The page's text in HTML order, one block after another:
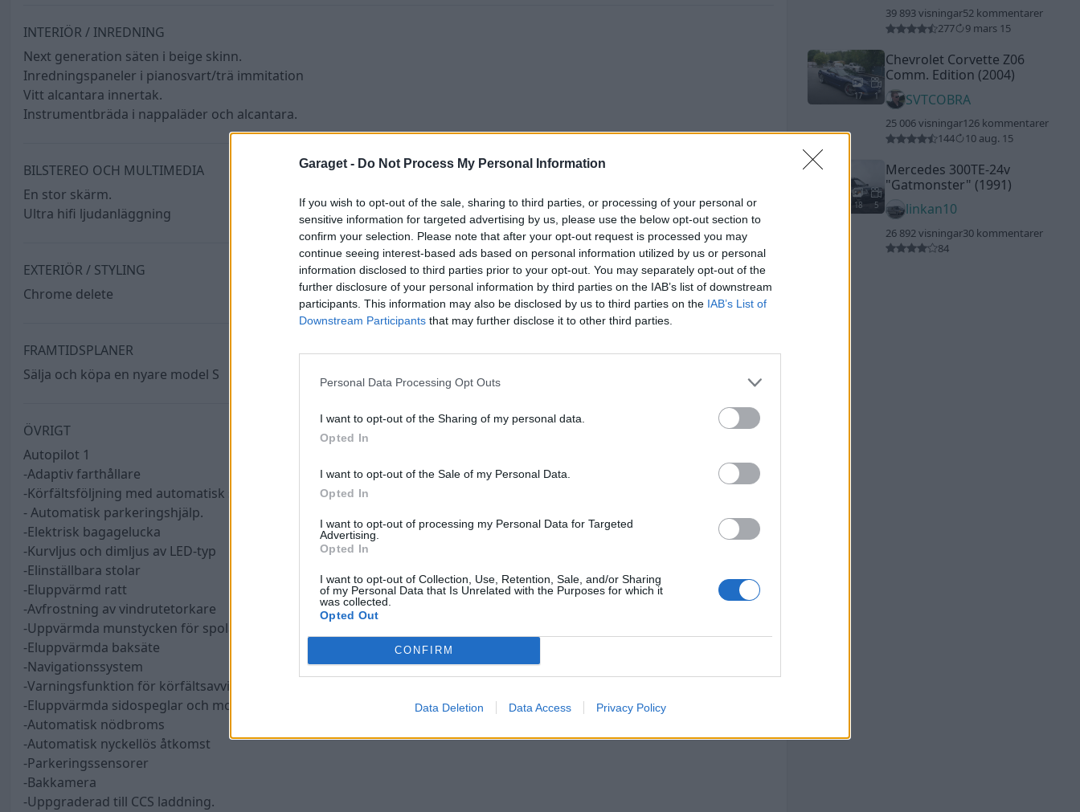
Garaget - Do Not Process My Personal Information
If you wish to opt-out of the sale, sharing to third parties, or processing of your personal or
sensitive information for targeted advertising by us, please use the below opt-out section to
confirm your selection. Please note that after your opt-out request is processed you may
continue seeing interest-based ads based on personal information utilized by us or personal
information disclosed to third parties prior to your opt-out. You may separately opt-out of the
further disclosure of your personal information by third parties on the IAB’s list of downstream
participants. This information may also be disclosed by us to third parties on the IAB’s List of
Downstream Participants that may further disclose it to other third parties.
Personal Data Processing Opt Outs
I want to opt-out of the Sharing of my personal data.
Opted In
I want to opt-out of the Sale of my Personal Data.
Opted In
I want to opt-out of processing my Personal Data for Targeted
Advertising.
Opted In
I want to opt-out of Collection, Use, Retention, Sale, and/or Sharing
of my Personal Data that Is Unrelated with the Purposes for which it
was collected.
Opted Out
CONFIRM
Data Deletion Data Access Privacy Policy
INTERIÖR / INREDNING
Next generation säten i beige skinn.
Inredningspaneler i pianosvart/trä immitation
Vitt alcantara innertak.
Instrumentbräda i nappaläder och alcantara.
BILSTEREO OCH MULTIMEDIA
En stor skärm.
Ultra hifi ljudanläggning
EXTERIÖR / STYLING
Chrome delete
FRAMTIDSPLANER
Sälja och köpa en nyare model S
ÖVRIGT
Autopilot 1
-Adaptiv farthållare
-Körfältsföljning med automatisk styrning
- Automatisk parkeringshjälp.
-Elektrisk bagagelucka
-Kurvljus och dimljus av LED-typ
-Elinställbara stolar
-Eluppvärmd ratt
-Avfrostning av vindrutetorkare
-Uppvärmda munstycken för spolarvätskan
-Eluppvärmda baksäte
-Navigationssystem
-Varningsfunktion för körfältsavvikelse
-Eluppvärmda sidospeglar och motorinfällning
-Automatisk nödbroms
-Automatisk nyckellös åtkomst
-Parkeringssensorer
-Bakkamera
-Uppgraderad till CCS laddning.
39 893 visningar52 kommentarer
277
9 mars 15
17 1
Chevrolet Corvette Z06
Comm. Edition (2004)
SVTCOBRA
25 006 visningar126 kommentarer
144
10 aug. 15
18 5
Mercedes 300TE-24v
"Gatmonster" (1991)
linkan10
26 892 visningar30 kommentarer
84